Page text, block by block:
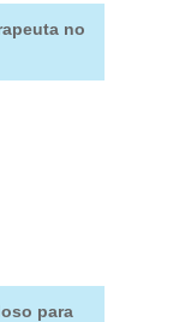
no
para